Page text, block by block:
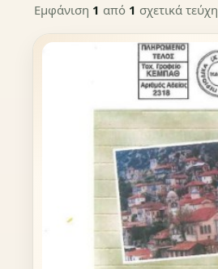
Εμφάνιση 1 από 1 σχετικά τεύχη